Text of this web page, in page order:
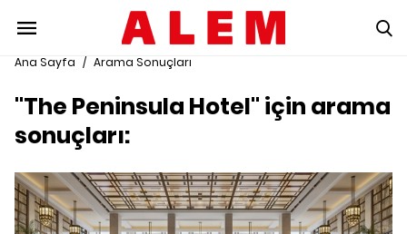
Ana Sayfa / Arama Sonuçları
"The Peninsula Hotel" için arama
sonuçları: